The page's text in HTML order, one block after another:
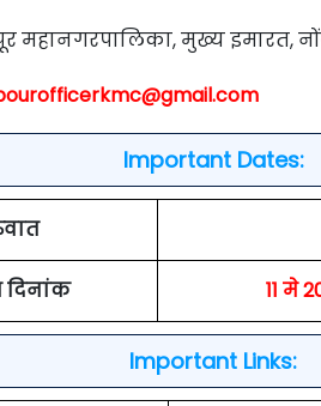
महानगरपालिका, मुख्य इमारत,
Important Dates:
दिनांक 11 मे
Important Links: